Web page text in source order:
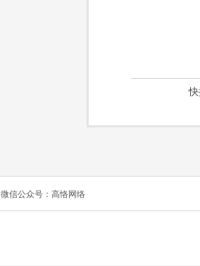
微信公众号：高恪网络